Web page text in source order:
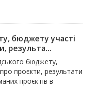
бюджету участі
результа...
бюджету,
проєкти, результати
проєктів в